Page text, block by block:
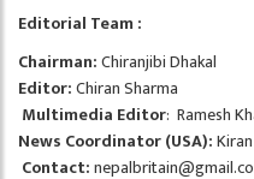
Editorial Team :
Chairman:Chiranjibi Dhakal
Editor:Chiran Sharma
Multimedia Editor: Ramesh
News Coordinator (USA):
Contact: